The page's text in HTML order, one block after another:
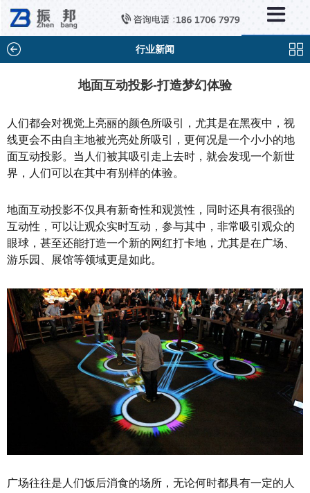
行业新闻
地面互动投影-打造梦幻体验
人们都会对视觉上亮丽的颜色所吸引，尤其是在黑夜中，视
线更会不由自主地被光亮处所吸引，更何况是一个小小的地
面互动投影。当人们被其吸引走上去时，就会发现一个新世
界，人们可以在其中有别样的体验。
地面互动投影不仅具有新奇性和观赏性，同时还具有很强的
互动性，可以让观众实时互动，参与其中，非常吸引观众的
眼球，甚至还能打造一个新的网红打卡地，尤其是在广场、
游乐园、展馆等领域更是如此。
广场往往是人们饭后消食的场所，无论何时都具有一定的人
新闻中心
×
行业新闻
问题解答
百科知识